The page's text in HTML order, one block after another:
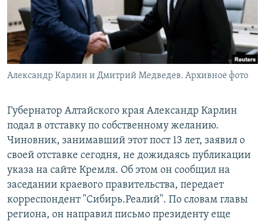
СОЦИАЛЬНЫЕ СЕТИ
Все сайты РСЕ/РС
Александр Карлин и Дмитрий Медведев. Архивное фото
Губернатор Алтайского края Александр Карлин
подал в отставку по собственному желанию.
Чиновник, занимавший этот пост 13 лет, заявил о
своей отставке сегодня, не дожидаясь публикации
указа на сайте Кремля. Об этом он сообщил на
заседании краевого правительства, передает
корреспондент "Сибирь.Реалий". По словам главы
региона, он направил письмо президенту еще